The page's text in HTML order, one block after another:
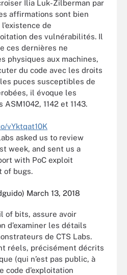
Ilia Luk-Zilberman par
affirmations sont bien
de
des vulnérabilités. Il
ces dernières ne
physiques aux machines,
du code avec les droits
puces susceptibles de
il évoque les
1142 et 1143.
vYktqat10K
asked us to review
week, and sent us a
with PoC exploit
of bugs.
March 13, 2018
of bits, assure avoir
d’examiner les détails
de CTS Labs.
réels, précisément décrits
(qui n’est pas public, à
code d’exploitation